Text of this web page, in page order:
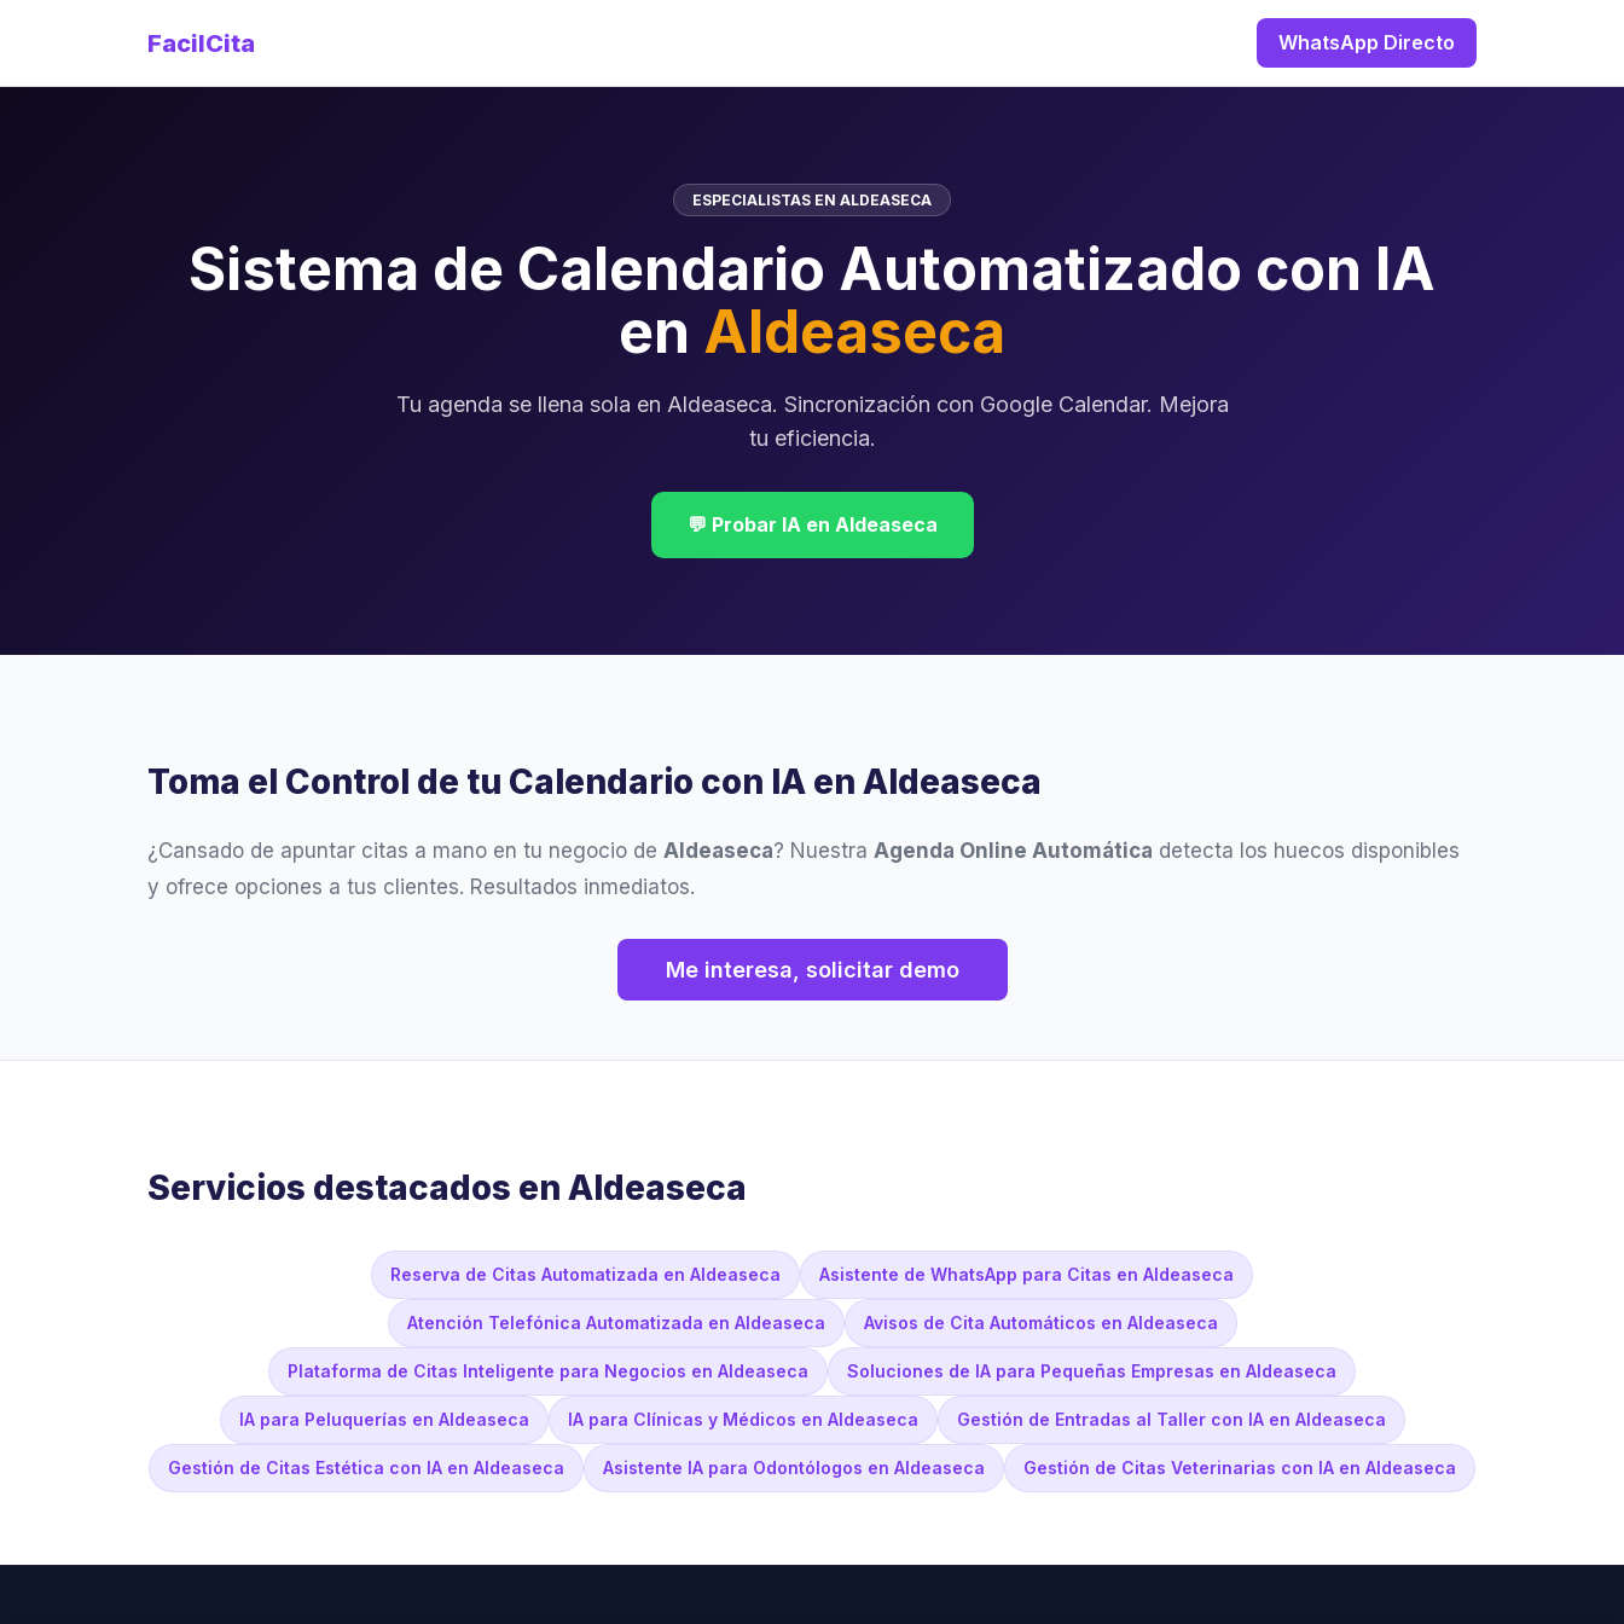
FacilCita WhatsApp Directo
ESPECIALISTAS EN ALDEASECA
Sistema de Calendario Automatizado con IA
en Aldeaseca
Tu agenda se llena sola en Aldeaseca. Sincronización con Google Calendar. Mejora
tu eficiencia.
💬 Probar IA en Aldeaseca
Toma el Control de tu Calendario con IA en Aldeaseca
¿Cansado de apuntar citas a mano en tu negocio de Aldeaseca? Nuestra Agenda Online Automática detecta los huecos disponibles
y ofrece opciones a tus clientes. Resultados inmediatos.
Me interesa, solicitar demo
Servicios destacados en Aldeaseca
Reserva de Citas Automatizada en Aldeaseca Asistente de WhatsApp para Citas en Aldeaseca
Atención Telefónica Automatizada en Aldeaseca Avisos de Cita Automáticos en Aldeaseca
Plataforma de Citas Inteligente para Negocios en Aldeaseca Soluciones de IA para Pequeñas Empresas en Aldeaseca
IA para Peluquerías en Aldeaseca IA para Clínicas y Médicos en Aldeaseca Gestión de Entradas al Taller con IA en Aldeaseca
Gestión de Citas Estética con IA en Aldeaseca Asistente IA para Odontólogos en Aldeaseca Gestión de Citas Veterinarias con IA en Aldeaseca